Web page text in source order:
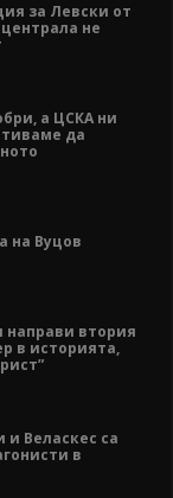
за Левски от
не
а ЦСКА ни
да
на Вуцов
втория
в историята,
Веласкес са
в